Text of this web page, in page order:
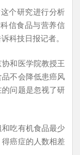
个研究进行分析
信食品与营养信
科技日报记者。
和医学院教授王
不会降低患癌风
问题是忽视了研
吃有机食品最少
癌症的人数相差